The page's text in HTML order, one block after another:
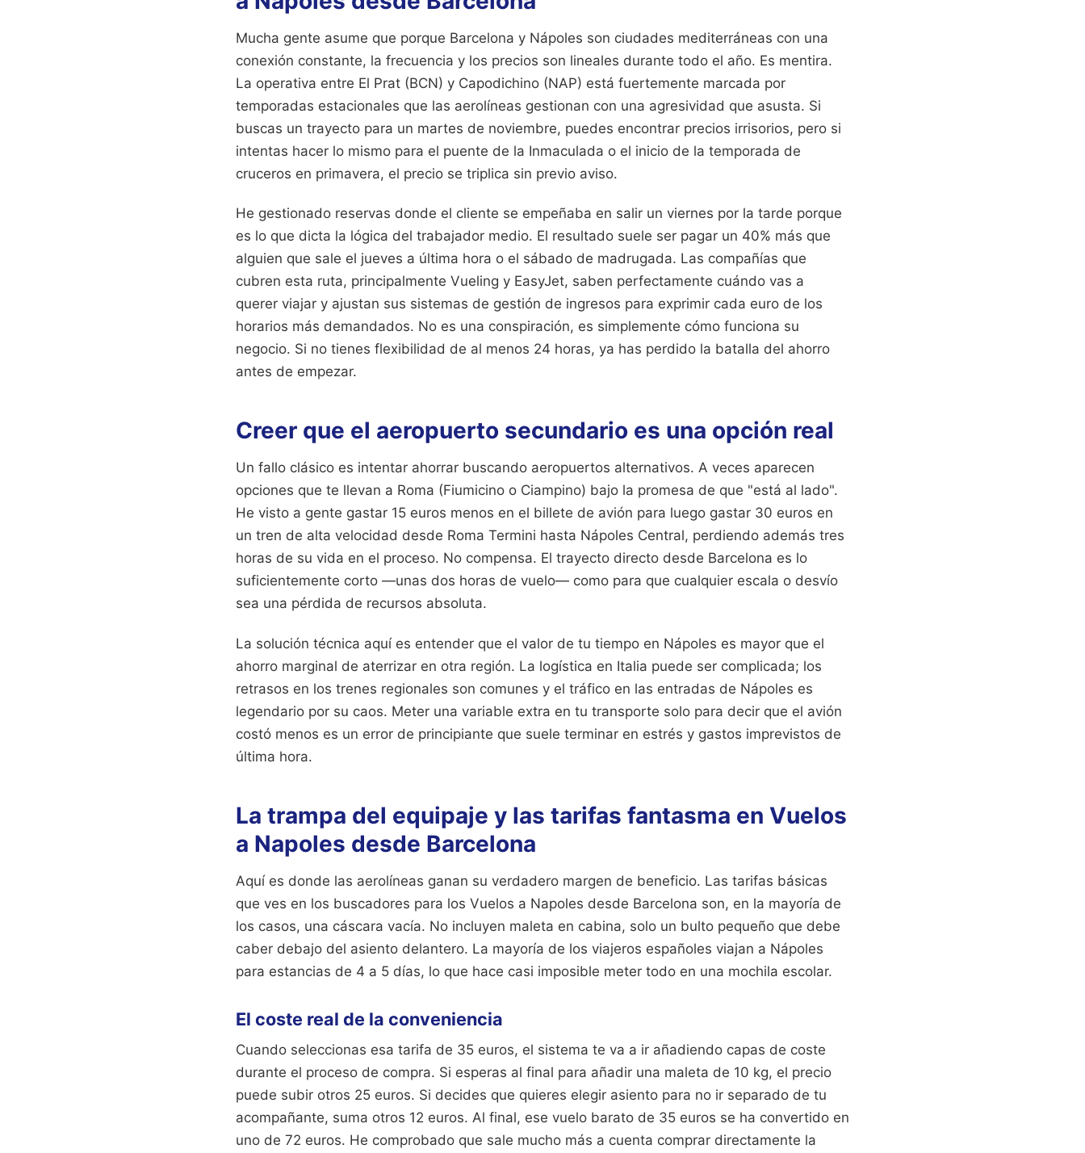
Mucha gente asume que porque Barcelona y Nápoles son ciudades mediterráneas con una
conexión constante, la frecuencia y los precios son lineales durante todo el año. Es mentira.
La operativa entre El Prat (BCN) y Capodichino (NAP) está fuertemente marcada por
temporadas estacionales que las aerolíneas gestionan con una agresividad que asusta. Si
buscas un trayecto para un martes de noviembre, puedes encontrar precios irrisorios, pero si
intentas hacer lo mismo para el puente de la Inmaculada o el inicio de la temporada de
cruceros en primavera, el precio se triplica sin previo aviso.
He gestionado reservas donde el cliente se empeñaba en salir un viernes por la tarde porque
es lo que dicta la lógica del trabajador medio. El resultado suele ser pagar un 40% más que
alguien que sale el jueves a última hora o el sábado de madrugada. Las compañías que
cubren esta ruta, principalmente Vueling y EasyJet, saben perfectamente cuándo vas a
querer viajar y ajustan sus sistemas de gestión de ingresos para exprimir cada euro de los
horarios más demandados. No es una conspiración, es simplemente cómo funciona su
negocio. Si no tienes flexibilidad de al menos 24 horas, ya has perdido la batalla del ahorro
antes de empezar.
Creer que el aeropuerto secundario es una opción real
Un fallo clásico es intentar ahorrar buscando aeropuertos alternativos. A veces aparecen
opciones que te llevan a Roma (Fiumicino o Ciampino) bajo la promesa de que "está al lado".
He visto a gente gastar 15 euros menos en el billete de avión para luego gastar 30 euros en
un tren de alta velocidad desde Roma Termini hasta Nápoles Central, perdiendo además tres
horas de su vida en el proceso. No compensa. El trayecto directo desde Barcelona es lo
suficientemente corto —unas dos horas de vuelo— como para que cualquier escala o desvío
sea una pérdida de recursos absoluta.
La solución técnica aquí es entender que el valor de tu tiempo en Nápoles es mayor que el
ahorro marginal de aterrizar en otra región. La logística en Italia puede ser complicada; los
retrasos en los trenes regionales son comunes y el tráfico en las entradas de Nápoles es
legendario por su caos. Meter una variable extra en tu transporte solo para decir que el avión
costó menos es un error de principiante que suele terminar en estrés y gastos imprevistos de
última hora.
La trampa del equipaje y las tarifas fantasma en Vuelos
a Napoles desde Barcelona
Aquí es donde las aerolíneas ganan su verdadero margen de beneficio. Las tarifas básicas
que ves en los buscadores para los Vuelos a Napoles desde Barcelona son, en la mayoría de
los casos, una cáscara vacía. No incluyen maleta en cabina, solo un bulto pequeño que debe
caber debajo del asiento delantero. La mayoría de los viajeros españoles viajan a Nápoles
para estancias de 4 a 5 días, lo que hace casi imposible meter todo en una mochila escolar.
El coste real de la conveniencia
Cuando seleccionas esa tarifa de 35 euros, el sistema te va a ir añadiendo capas de coste
durante el proceso de compra. Si esperas al final para añadir una maleta de 10 kg, el precio
puede subir otros 25 euros. Si decides que quieres elegir asiento para no ir separado de tu
acompañante, suma otros 12 euros. Al final, ese vuelo barato de 35 euros se ha convertido en
uno de 72 euros. He comprobado que sale mucho más a cuenta comprar directamente la